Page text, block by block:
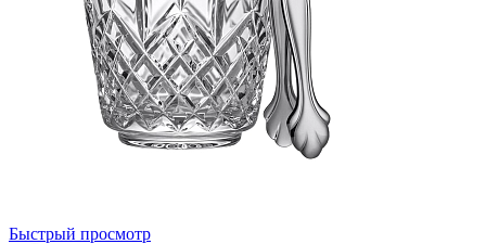
Быстрый просмотр